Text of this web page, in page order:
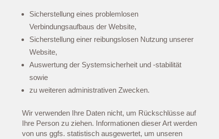
Sicherstellung eines problemlosen
Verbindungsaufbaus der Website,
Sicherstellung einer reibungslosen Nutzung unserer
Website,
Auswertung der Systemsicherheit und -stabilität
sowie
zu weiteren administrativen Zwecken.
Wir verwenden Ihre Daten nicht, um Rückschlüsse auf
Ihre Person zu ziehen. Informationen dieser Art werden
von uns ggfs. statistisch ausgewertet, um unseren